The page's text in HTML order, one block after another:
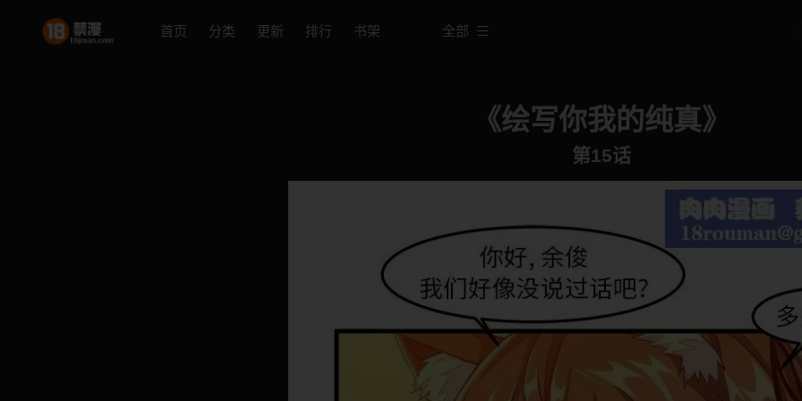
首页 分类 更新 排行 书架 全部
《绘写你我的纯真》
第15话